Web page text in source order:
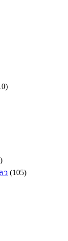
ว (105)